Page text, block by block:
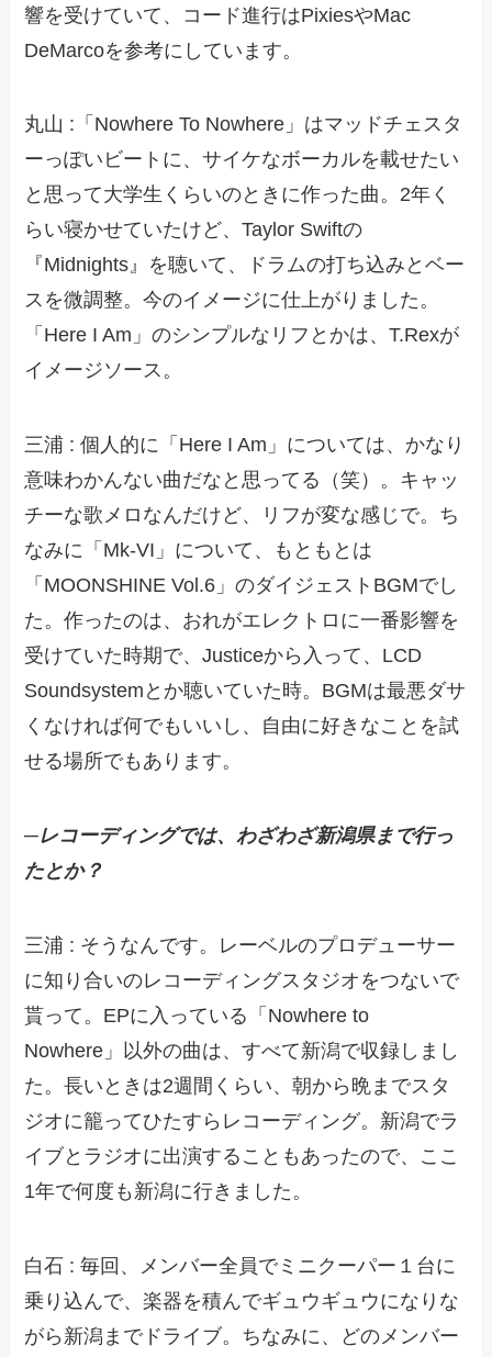
響を受けていて、コード進行はPixiesやMac
DeMarcoを参考にしています。
丸山 :「Nowhere To Nowhere」はマッドチェスタ
ーっぽいビートに、サイケなボーカルを載せたい
と思って大学生くらいのときに作った曲。2年く
らい寝かせていたけど、Taylor Swiftの
『Midnights』を聴いて、ドラムの打ち込みとベー
スを微調整。今のイメージに仕上がりました。
「Here I Am」のシンプルなリフとかは、T.Rexが
イメージソース。
三浦 : 個人的に「Here I Am」については、かなり
意味わかんない曲だなと思ってる（笑）。キャッ
チーな歌メロなんだけど、リフが変な感じで。ち
なみに「Mk-VI」について、もともとは
「MOONSHINE Vol.6」のダイジェストBGMでし
た。作ったのは、おれがエレクトロに一番影響を
受けていた時期で、Justiceから入って、LCD
Soundsystemとか聴いていた時。BGMは最悪ダサ
くなければ何でもいいし、自由に好きなことを試
せる場所でもあります。
─レコーディングでは、わざわざ新潟県まで行っ
たとか？
三浦 : そうなんです。レーベルのプロデューサー
に知り合いのレコーディングスタジオをつないで
貰って。EPに入っている「Nowhere to
Nowhere」以外の曲は、すべて新潟で収録しまし
た。長いときは2週間くらい、朝から晩までスタ
ジオに籠ってひたすらレコーディング。新潟でラ
イブとラジオに出演することもあったので、ここ
1年で何度も新潟に行きました。
白石 : 毎回、メンバー全員でミニクーパー１台に
乗り込んで、楽器を積んでギュウギュウになりな
がら新潟までドライブ。ちなみに、どのメンバー